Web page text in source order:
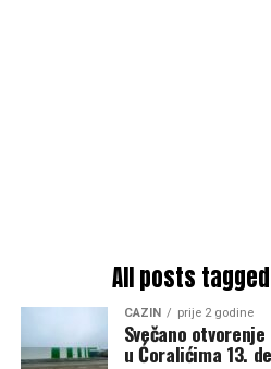
All posts
CAZIN prije 2 godine
Svečano
u Ćoralićima 13.